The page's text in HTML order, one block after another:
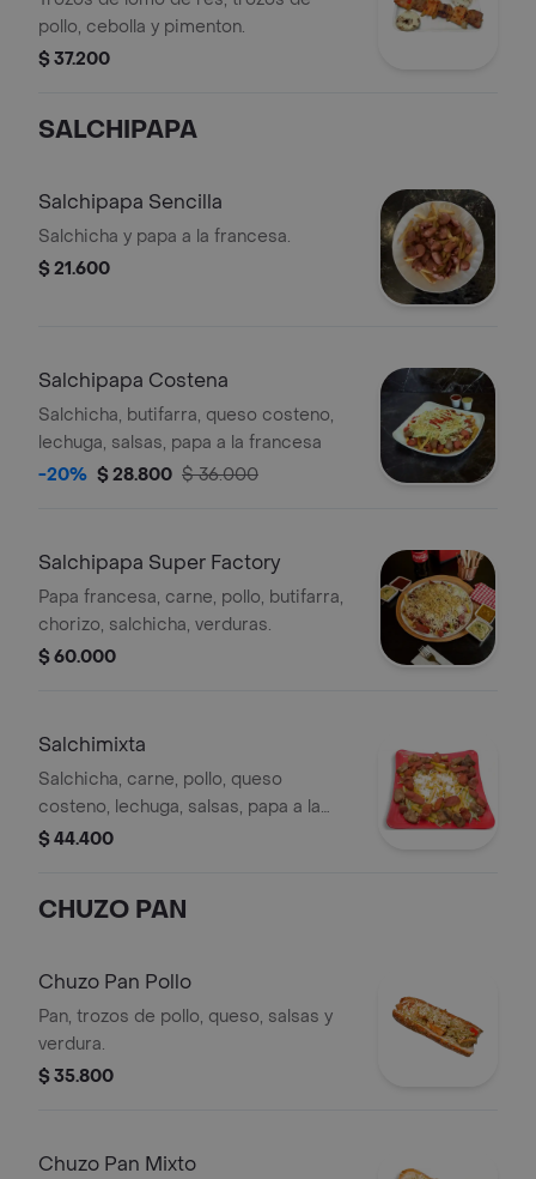
pollo, cebolla y pimenton.
$ 37.200
SALCHIPAPA
Salchipapa Sencilla
Salchicha y papa a la francesa.
$ 21.600
Salchipapa Costena
Salchicha, butifarra, queso costeno,
lechuga, salsas, papa a la francesa
-20% $ 28.800 $ 36.000
Salchipapa Super Factory
Papa francesa, carne, pollo, butifarra,
chorizo, salchicha, verduras.
$ 60.000
Salchimixta
Salchicha, carne, pollo, queso
costeno, lechuga, salsas, papa a la
francesa
$ 44.400
CHUZO PAN
Chuzo Pan Pollo
Pan, trozos de pollo, queso, salsas y
verdura.
$ 35.800
Chuzo Pan Mixto